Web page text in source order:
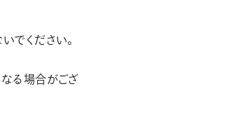
でください。
なる場合がござ